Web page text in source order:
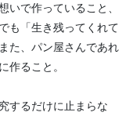
いで作っていること、
も「生き残ってくれて
た、パン屋さんであれ
作ること。
するだけに止まらな